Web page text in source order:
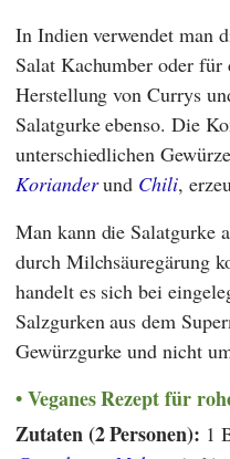
In Indien verwendet man
Salat Kachumber oder
Herstellung von Currys
Salatgurke ebenso. Die
unterschiedlichen
Korianderund Chili,
Man kann die Salatgurke
durch Milchsäuregärung
handelt es sich bei
Salzgurken aus dem
Gewürzgurke und nicht
Veganes Rezept für
Zutaten (2 Personen): 1